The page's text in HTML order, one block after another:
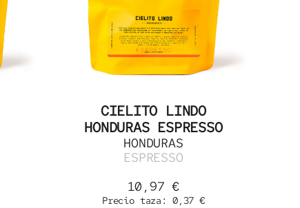
CIELITO LINDO
HONDURAS ESPRESSO
HONDURAS
ESPRESSO
10,97€
Precio taza: 0,37€